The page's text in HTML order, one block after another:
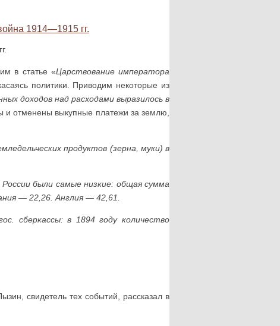
в статье «Царствование императора
политики. Приводим некоторые из
доходов над расходами выразилось в
отменены выкуп­ные платежи за землю,
продуктов (зерна, муки) в
были самые низкие: общая сумма
— 22,26. Англия — 42,61.
сберкассы: в 1894 году количество
свидетель тех событий, рассказал в